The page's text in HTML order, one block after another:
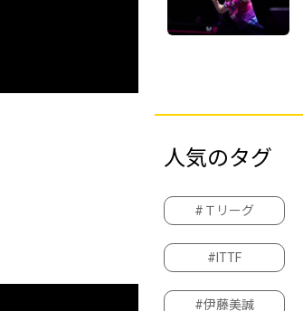
人気のタグ
#Ｔリーグ
#ITTF
#伊藤美誠